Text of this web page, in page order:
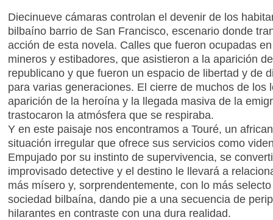
Diecinueve cámaras controlan el devenir de los
bilbaíno barrio de San Francisco, escenario donde
acción de esta novela. Calles que fueron ocupadas
mineros y estibadores, que asistieron a la aparición
republicano y que fueron un espacio de libertad y de
para varias generaciones. El cierre de muchos de los
aparición de la heroína y la llegada masiva de la
trastocaron la atmósfera que se respiraba.
Y en este paisaje nos encontramos a Touré, un
situación irregular que ofrece sus servicios como
Empujado por su instinto de supervivencia, se
improvisado detective y el destino le llevará a
más mísero y, sorprendentemente, con lo más
sociedad bilbaína, dando pie a una secuencia de
hilarantes en contraste con una dura realidad.